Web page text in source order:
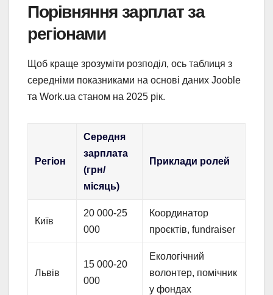
Порівняння зарплат за
регіонами
Щоб краще зрозуміти розподіл, ось таблиця з
середніми показниками на основі даних Jooble
та Work.ua станом на 2025 рік.
Регіон
Середня
зарплата
(грн/
місяць)
Приклади ролей
Київ
20 000-25
000
Координатор
проєктів, fundraiser
Львів
15 000-20
000
Екологічний
волонтер, помічник
у фондах